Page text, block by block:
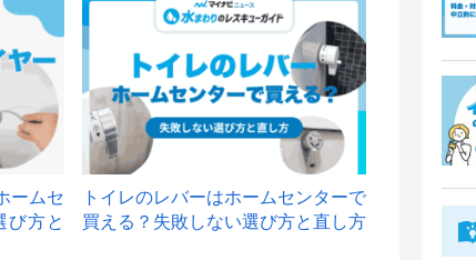
ームセ
び方と
トイレのレバーはホームセンターで
買える？失敗しない選び方と直し方